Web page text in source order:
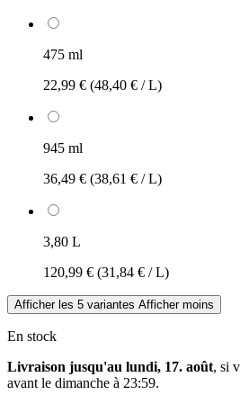
475 ml
22,99 € (48,40 € / L)
945 ml
36,49 € (38,61 € / L)
3,80 L
120,99 € (31,84 € / L)
Afficher les 5 variantes Afficher moins
En stock
Livraison jusqu'au lundi, 17. août, si
avant le dimanche à 23:59.